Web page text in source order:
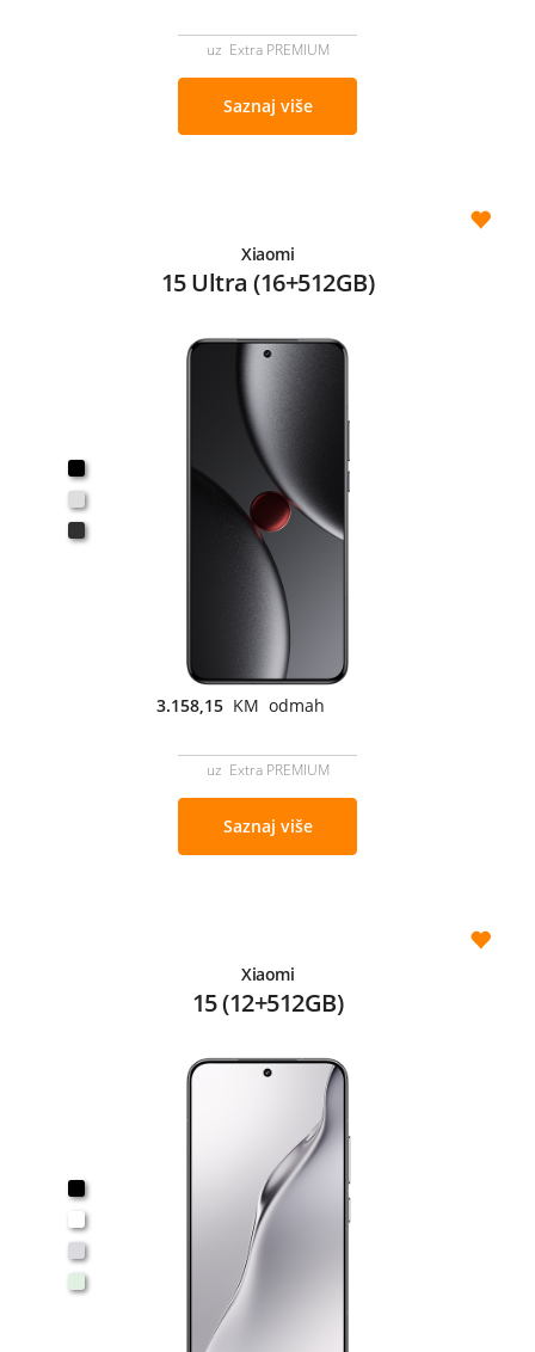
uz Extra PREMIUM
Saznaj više
Xiaomi
15 Ultra (16+512GB)
3.158,15 KM odmah
uz Extra PREMIUM
Saznaj više
Xiaomi
15 (12+512GB)